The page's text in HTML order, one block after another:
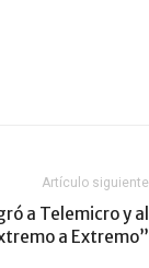
Artículo siguiente
a Telemicro y al
a Extremo”